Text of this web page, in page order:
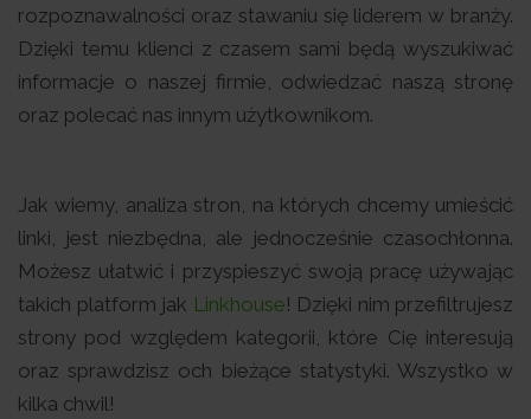
rozpoznawalności oraz stawaniu się liderem w branży.
Dzięki temu klienci z czasem sami będą wyszukiwać
informacje o naszej firmie, odwiedzać naszą stronę
oraz polecać nas innym użytkownikom.
Jak wiemy, analiza stron, na których chcemy umieścić
linki, jest niezbędna, ale jednocześnie czasochłonna.
Możesz ułatwić i przyspieszyć swoją pracę używając
takich platform jak Linkhouse! Dzięki nim przefiltrujesz
strony pod względem kategorii, które Cię interesują
oraz sprawdzisz och bieżące statystyki. Wszystko w
kilka chwil!